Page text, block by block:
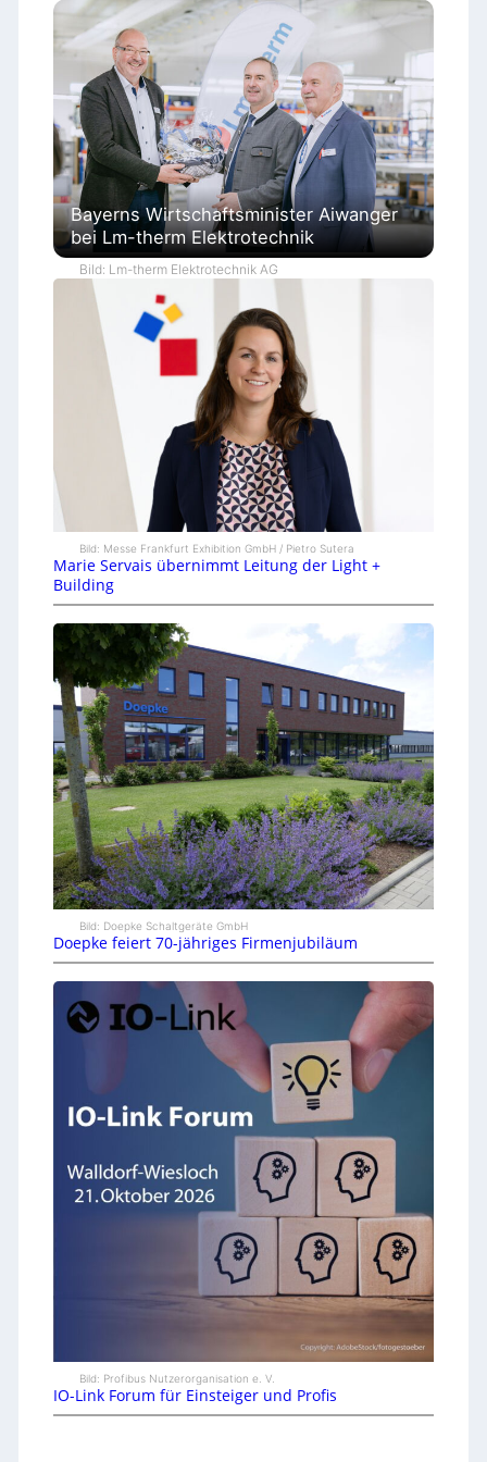
Bayerns Wirtschaftsminister Aiwanger
bei Lm-therm Elektrotechnik
Bild: Lm-therm Elektrotechnik AG
Bild: Messe Frankfurt Exhibition GmbH / Pietro Sutera
Marie Servais übernimmt Leitung der Light +
Building
Bild: Doepke Schaltgeräte GmbH
Doepke feiert 70-jähriges Firmenjubiläum
Bild: Profibus Nutzerorganisation e. V.
IO-Link Forum für Einsteiger und Profis